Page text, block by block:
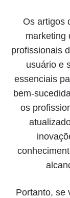
Os artigos
marketing
profissionais
usuário e
essenciais
bem-
os
Portanto, se